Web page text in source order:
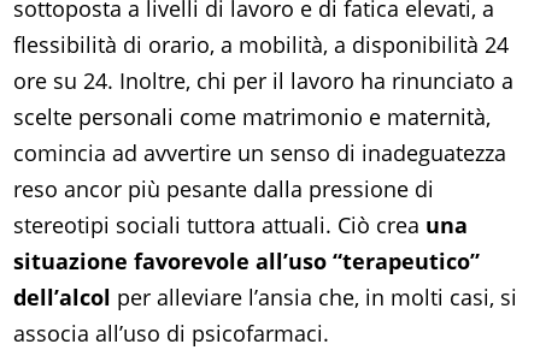
sottoposta a livelli di lavoro e di fatica elevati, a
flessibilità di orario, a mobilità, a disponibilità 24
ore su 24. Inoltre, chi per il lavoro ha rinunciato a
scelte personali come matrimonio e maternità,
comincia ad avvertire un senso di inadeguatezza
reso ancor più pesante dalla pressione di
stereotipi sociali tuttora attuali. Ciò crea una
situazione favorevole all’uso “terapeutico”
dell’alcol per alleviare l’ansia che, in molti casi, si
associa all’uso di psicofarmaci.